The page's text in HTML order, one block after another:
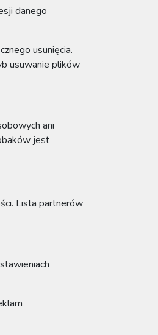
danego
usunięcia.
usuwanie plików
ani
jest
Lista partnerów